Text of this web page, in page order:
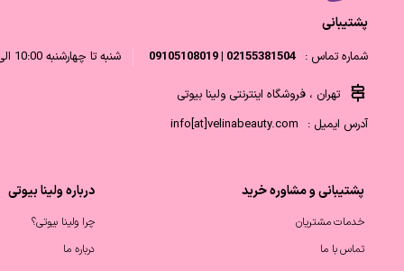
پشتیبانی
شماره تماس : 02155381504 | 09105108019 شنبه تا چهارشنبه 10:00 الی 18:00 و پنجشنبه 10:00 الی 14:00
تهران ، فروشگاه اینترنتی ولینا بیوتی
آدرس ایمیل : info[at]velinabeauty.com
پشتیبانی و مشاوره خرید
خدمات مشتریان
تماس با ما
درباره ولینا بیوتی
چرا ولینا بیوتی؟
درباره ما